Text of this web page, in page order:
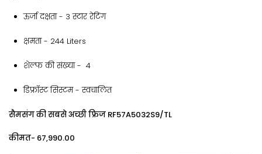
ऊर्जा दक्षता - ‎3 स्टार रेटिंग
क्षमता​ - ‎244 Liters
शेल्फ की संख्या - ‎4
डिफ्रॉस्ट सिस्टम - स्वचालित
सैमसंग की सबसे अच्छी फ्रिज RF57A5032S9/TL
कीमत- ₹67,990.00